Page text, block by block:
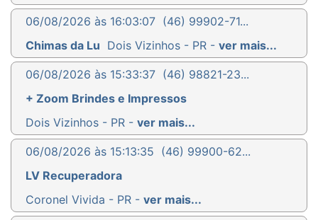
06/08/2026 às 16:03:07 (46) 99902-71...
Chimas da Lu Dois Vizinhos - PR - ver mais...
06/08/2026 às 15:33:37 (46) 98821-23...
+ Zoom Brindes e Impressos
Dois Vizinhos - PR - ver mais...
06/08/2026 às 15:13:35 (46) 99900-62...
LV Recuperadora
Coronel Vivida - PR - ver mais...